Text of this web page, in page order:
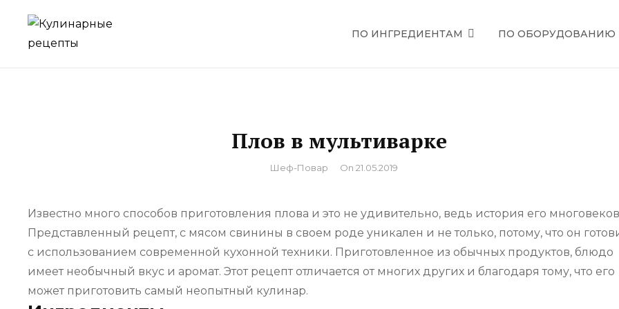
content
ПО ИНГРЕДИЕНТАМ ПО ОБОРУДОВАНИЮ
Плов в мультиварке
By
Шеф-Повар On21.05.2019
Известно много способов приготовления плова и это не удивительно, ведь история его
Представленный рецепт, с мясом свинины в своем роде уникален и не только, потому, что он
с использованием современной кухонной техники. Приготовленное из обычных продуктов, блюдо
имеет необычный вкус и аромат. Этот рецепт отличается от многих других и благодаря тому, что его
может приготовить самый неопытный кулинар.